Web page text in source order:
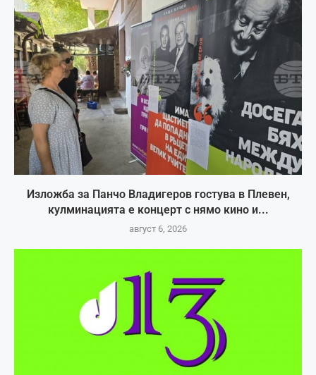
Изложба за Панчо Владигеров гостува в Плевен,
кулминацията е концерт с нямо кино и...
август 6, 2026